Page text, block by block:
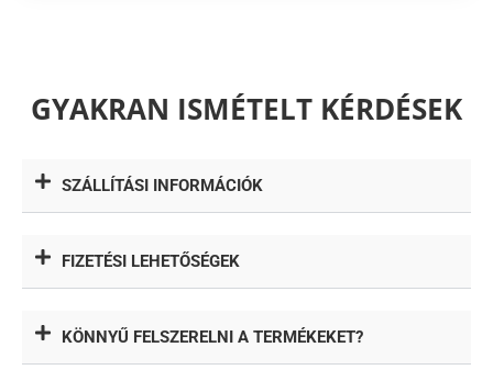
GYAKRAN ISMÉTELT KÉRDÉSEK
SZÁLLÍTÁSI INFORMÁCIÓK
FIZETÉSI LEHETŐSÉGEK
KÖNNYŰ FELSZERELNI A TERMÉKEKET?